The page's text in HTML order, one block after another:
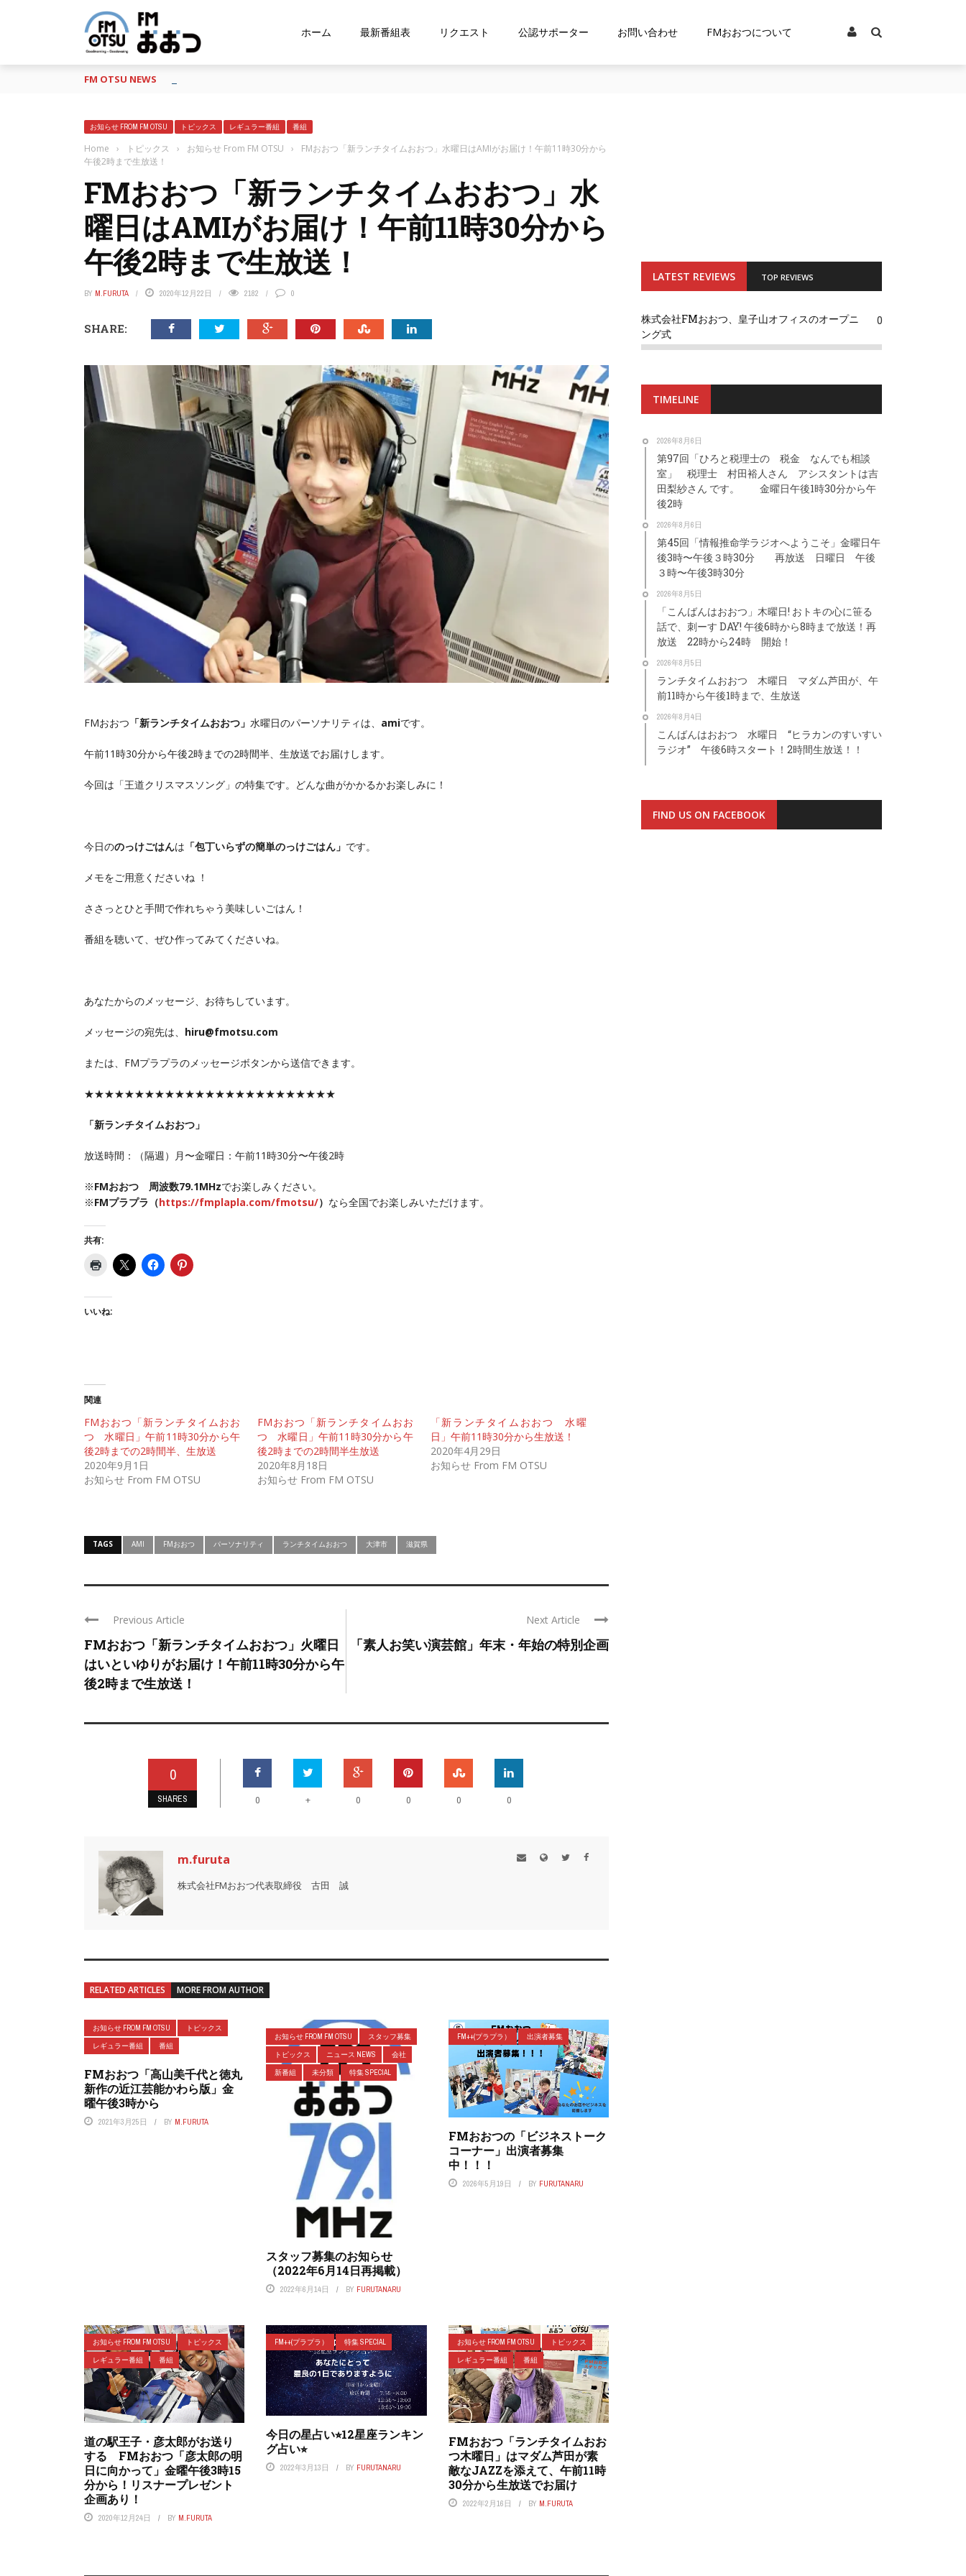
ホーム 最新番組表 リクエスト 公認サポーター お問い合わせ FMおおつについて
FM OTSU NEWS
お知らせ FROM FM OTSU トピックス レギュラー番組 番組
Home › トピックス › お知らせ From FM OTSU ›
FMおおつ「新ランチタイムおおつ」水曜日はAMIがお届け！午前11時30分から
午後2時まで生放送！
FMおおつ「新ランチタイムおおつ」水
曜日はAMIがお届け！午前11時30分から
午後2時まで生放送！
BY M.FURUTA 2020年12月22日 2182 0
SHARE:
FMおおつ 「新ランチタイムおおつ」 水曜日のパーソナリティは、 amiです。
午前11時30分から午後2時までの2時間半、生放送でお届けします。
今回は「王道クリスマスソング」の特集です。どんな曲がかかるかお楽しみに！
今日ののっけごはんは 「包丁いらずの簡単のっけごはん」 です。
メモをご用意くださいね ！
ささっとひと手間で作れちゃう美味しいごはん！
番組を聴いて、ぜひ作ってみてくださいね。
あなたからのメッセージ、お待ちしています。
メッセージの宛先は、 hiru@fmotsu.com
または、FMプラプラのメッセージボタンから送信できます。
★★★★★★★★★★★★★★★★★★★★★★★★★
「新ランチタイムおおつ」
放送時間：（隔週）月〜金曜日：午前11時30分〜午後2時
※FMおおつ 周波数79.1MHzでお楽しみください。
※FMプラプラ（https://fmplapla.com/fmotsu/） なら全国でお楽しみいただけます。
共有:
いいね:
関連
FMおおつ「新ランチタイムおお
つ 水曜日」午前11時30分から午
後2時までの2時間半、生放送
2020年9月1日
お知らせ From FM OTSU
FMおおつ「新ランチタイムおお
つ 水曜日」午前11時30分から午
後2時までの2時間半生放送
2020年8月18日
お知らせ From FM OTSU
「新ランチタイムおおつ 水曜
日」午前11時30分から生放送！
2020年4月29日
お知らせ From FM OTSU
TAGS AMI FMおおつ パーソナリティ ランチタイムおおつ 大津市 滋賀県
Previous Article
FMおおつ「新ランチタイムおおつ」火曜日
はいといゆりがお届け！午前11時30分から午
後2時まで生放送！
Next Article
「素人お笑い演芸館」年末・年始の特別企画
0
SHARES 0 + 0 0 0 0
m.furuta
株式会社FMおおつ代表取締役 古田 誠
RELATED ARTICLES MORE FROM AUTHOR
お知らせ FROM FM OTSU
トピックス
レギュラー番組
番組
FMおおつ「高山美千代と徳丸
新作の近江芸能かわら版」金
曜午後3時から
2021年3月25日 BY M.FURUTA
お知らせ FROM FM OTSU
スタッフ募集
トピックス
ニュース NEWS
会社
新番組
未分類 特集 SPECIAL
スタッフ募集のお知らせ
（2022年6月14日再掲載）
2022年6月14日 BY FURUTANARU
FM++(プラプラ） 出演者募集
FMおおつの「ビジネストーク
コーナー」出演者募集
中！！！
2026年5月19日 BY FURUTANARU
お知らせ FROM FM OTSU
トピックス
レギュラー番組
番組
道の駅王子・彦太郎がお送り
する FMおおつ「彦太郎の明
日に向かって」金曜午後3時15
分から！リスナープレゼント
企画あり！
2020年12月24日 BY M.FURUTA
FM++(プラプラ） 特集 SPECIAL
今日の星占い⭐︎12星座ランキン
グ占い⭐︎
2022年3月13日 BY FURUTANARU
お知らせ FROM FM OTSU
トピックス
レギュラー番組
番組
FMおおつ「ランチタイムおお
つ木曜日」はマダム芦田が素
敵なJAZZを添えて、午前11時
30分から生放送でお届け
2022年2月16日 BY M.FURUTA
LATEST REVIEWS TOP REVIEWS
株式会社FMおおつ、皇子山オフィスのオープニ
ング式
0
TIMELINE
2026年8月6日
第97回「ひろと税理士の 税金 なんでも相談
室」 税理士 村田裕人さん アシスタントは吉
田梨紗さん です。 金曜日午後1時30分から午
後2時
2026年8月6日
第45回「情報推命学ラジオへようこそ」金曜日午
後3時〜午後３時30分 再放送 日曜日 午後
３時〜午後3時30分
2026年8月5日
「こんばんはおおつ」木曜日! おトキの心に笹る
話で、刺ーす DAY! 午後6時から8時まで放送！再
放送 22時から24時 開始！
2026年8月5日
ランチタイムおおつ 木曜日 マダム芦田が、午
前11時から午後1時まで、生放送
2026年8月4日
こんばんはおおつ 水曜日 “ヒラカンのすいすい
ラジオ” 午後6時スタート！2時間生放送！！
FIND US ON FACEBOOK